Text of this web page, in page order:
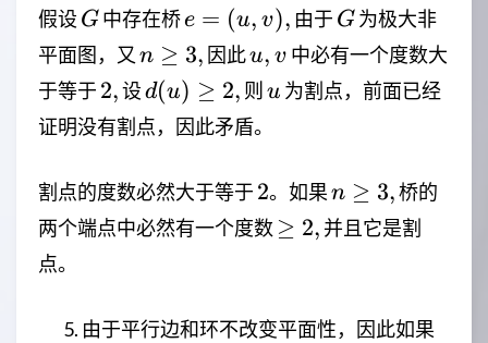
假设 G
G 中存在桥e=
(u,v),
e = (u, v), 由于 G
G为极大非
平面图，又 n
\ge
3,
n ≥ 3, 因此u,v
u, v 中必有一个度数大
于等于 2,
2,设d(u)
\ge
2,
d(u) ≥ 2, 则u
u 为割点，前面已经
证明没有割点，因此矛盾。
割点的度数必然大于等于 2
2。如果n
\ge
3,
n ≥ 3,桥的
两个端点中必然有一个度数 \ge
≥ 2, 并且它是割
点。
由于平行边和环不改变平面性，因此如果